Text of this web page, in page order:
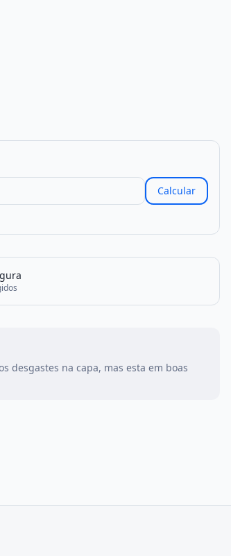
Calcular
desgastes na capa, mas esta em boas